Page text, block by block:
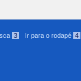
3 Ir para o rodapé 4